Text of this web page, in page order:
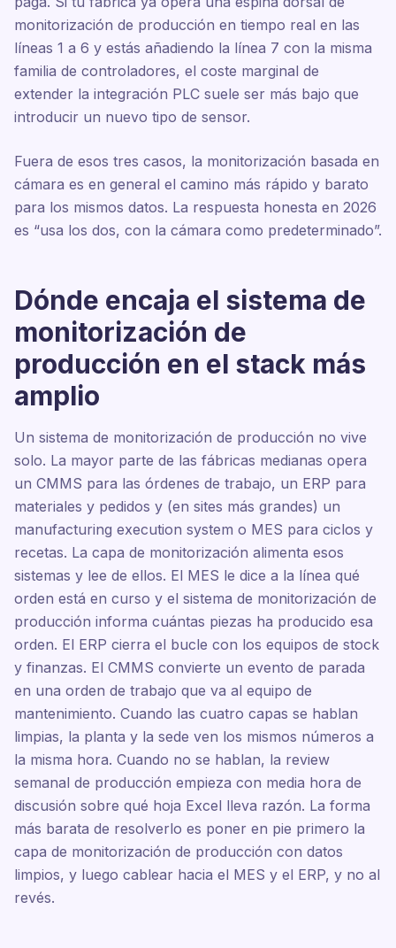
monitorización de producción en tiempo real en las
líneas 1 a 6 y estás añadiendo la línea 7 con la misma
familia de controladores, el coste marginal de
extender la integración PLC suele ser más bajo que
introducir un nuevo tipo de sensor.
Fuera de esos tres casos, la monitorización basada en
cámara es en general el camino más rápido y barato
para los mismos datos. La respuesta honesta en 2026
es “usa los dos, con la cámara como predeterminado”.
Dónde encaja el sistema de
monitorización de
producción en el stack más
amplio
Un sistema de monitorización de producción no vive
solo. La mayor parte de las fábricas medianas opera
un CMMS para las órdenes de trabajo, un ERP para
materiales y pedidos y (en sites más grandes) un
manufacturing execution system o MES para ciclos y
recetas. La capa de monitorización alimenta esos
sistemas y lee de ellos. El MES le dice a la línea qué
orden está en curso y el sistema de monitorización de
producción informa cuántas piezas ha producido esa
orden. El ERP cierra el bucle con los equipos de stock
y finanzas. El CMMS convierte un evento de parada
en una orden de trabajo que va al equipo de
mantenimiento. Cuando las cuatro capas se hablan
limpias, la planta y la sede ven los mismos números a
la misma hora. Cuando no se hablan, la review
semanal de producción empieza con media hora de
discusión sobre qué hoja Excel lleva razón. La forma
más barata de resolverlo es poner en pie primero la
capa de monitorización de producción con datos
limpios, y luego cablear hacia el MES y el ERP, y no al
revés.